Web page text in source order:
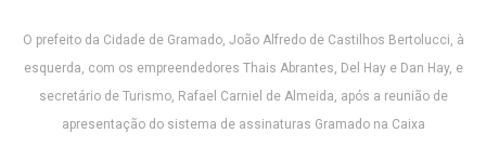
O prefeito da Cidade de Gramado, João Alfredo de Castilhos Bertolucci, à
esquerda, com os empreendedores Thais Abrantes, Del Hay e Dan Hay, e
secretário de Turismo, Rafael Carniel de Almeida, após a reunião de
apresentação do sistema de assinaturas Gramado na Caixa